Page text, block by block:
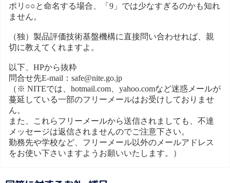
ポリ○○と命名する場合、「9」では少なすぎるのかも知れ
ません。
（独）製品評価技術基盤機構に直接問い合わせれば、親
切に教えてくれますよ。
以下、HPから抜粋
問合せ先E-mail：safe@nite.go.jp
（※ NITEでは、hotmail.com、yahoo.comなど迷惑メールが
蔓延している一部のフリーメールはお受けしておりませ
ん。
また、これらフリーメールから送信されましても、不達
メッセージは返信されませんのでご注意下さい。
勤務先や学校など、フリーメール以外のメールアドレス
をお使い下さいますようお願いいたします。）